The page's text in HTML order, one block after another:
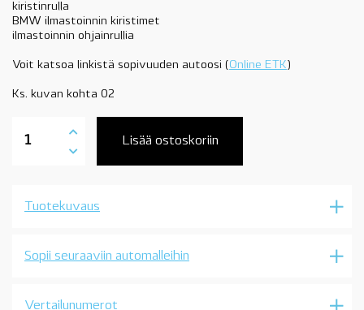
kiristinrulla
BMW ilmastoinnin kiristimet
ilmastoinnin ohjainrullia
Voit katsoa linkistä sopivuuden autoosi ( Online ETK )
Ks. kuvan kohta 02
ohjainrulla,
E46,
katso
määrä
Lisää ostoskoriin
Tuotekuvaus
Sopii seuraaviin automalleihin
Vertailunumerot